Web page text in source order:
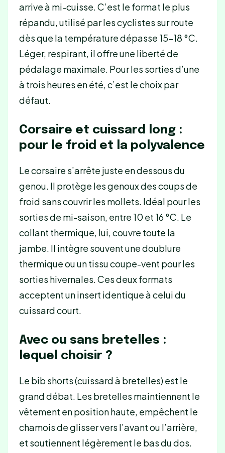
arrive à mi-cuisse. C’est le format le plus
répandu, utilisé par les cyclistes sur route
dès que la température dépasse 15-18 °C.
Léger, respirant, il offre une liberté de
pédalage maximale. Pour les sorties d’une
à trois heures en été, c’est le choix par
défaut.
Corsaire et cuissard long :
pour le froid et la polyvalence
Le corsaire s’arrête juste en dessous du
genou. Il protège les genoux des coups de
froid sans couvrir les mollets. Idéal pour les
sorties de mi-saison, entre 10 et 16 °C. Le
collant thermique, lui, couvre toute la
jambe. Il intègre souvent une doublure
thermique ou un tissu coupe-vent pour les
sorties hivernales. Ces deux formats
acceptent un insert identique à celui du
cuissard court.
Avec ou sans bretelles :
lequel choisir ?
Le bib shorts (cuissard à bretelles) est le
grand débat. Les bretelles maintiennent le
vêtement en position haute, empêchent le
chamois de glisser vers l’avant ou l’arrière,
et soutiennent légèrement le bas du dos.